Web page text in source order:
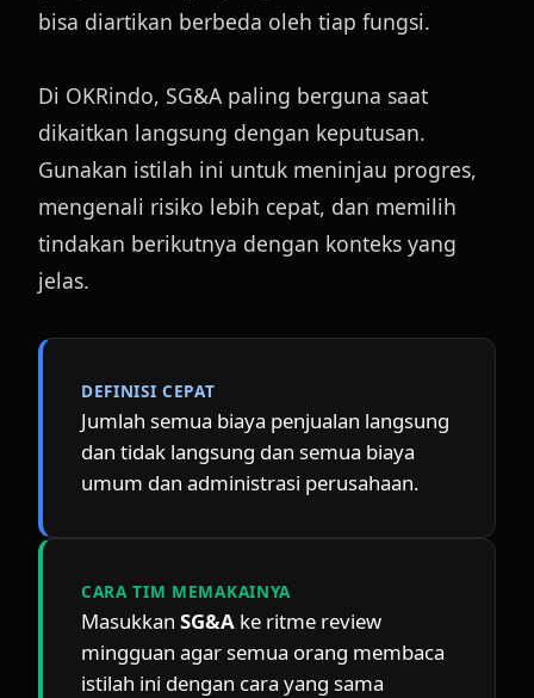
bisa diartikan berbeda oleh tiap fungsi.
Di OKRindo, SG&A paling berguna saat
dikaitkan langsung dengan keputusan.
Gunakan istilah ini untuk meninjau progres,
mengenali risiko lebih cepat, dan memilih
tindakan berikutnya dengan konteks yang
jelas.
DEFINISI CEPAT
Jumlah semua biaya penjualan langsung
dan tidak langsung dan semua biaya
umum dan administrasi perusahaan.
CARA TIM MEMAKAINYA
Masukkan SG&A ke ritme review
mingguan agar semua orang membaca
istilah ini dengan cara yang sama